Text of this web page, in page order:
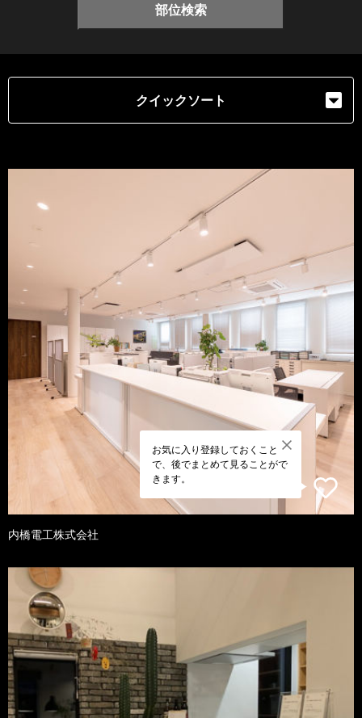
部位検索
クイックソート
お気に入り登録しておくこと
で、後でまとめて見ることがで
きます。
内橋電工株式会社